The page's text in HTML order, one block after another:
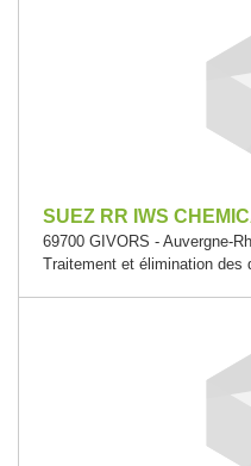
SUEZ RR IWS
69700 GIVORS - Auvergne-
Traitement et élimination des